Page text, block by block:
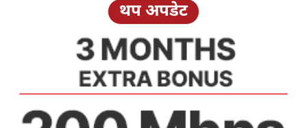
थप अपडेट